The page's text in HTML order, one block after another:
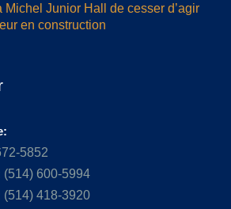
Michel Junior Hall de cesser d’agir
en construction
5852
(514) 600-5994
(514) 418-3920